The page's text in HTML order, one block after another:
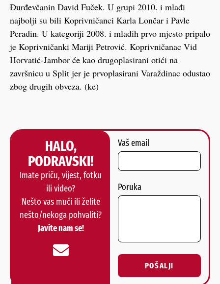
Đurđevčanin David Fuček. U grupi 2010. i mlađi
najbolji su bili Koprivničanci Karla Lončar i Pavle
Peradin. U kategoriji 2008. i mlađih prvo mjesto pripalo
je Koprivničanki Mariji Petrović. Koprivničanac Vid
Horvatić-Jambor će kao drugoplasirani otići na
završnicu u Split jer je prvoplasirani Varaždinac odustao
zbog drugih obveza. (ke)
HALO,
PODRAVSKI!
Imate priču, vijest, fotku
ili video?
Nešto vas muči ili želite
nešto/nekoga pohvaliti?
Javite nam se!
Vaš email
Poruka
POŠALJI